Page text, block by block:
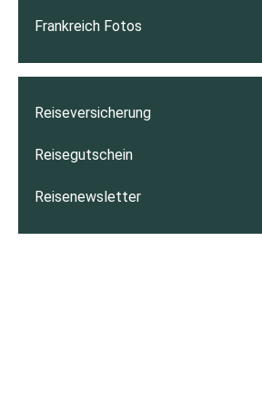
Frankreich Fotos
Reiseversicherung
Reisegutschein
Reisenewsletter